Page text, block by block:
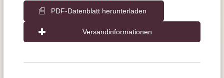
PDF-Datenblatt herunterladen
Versandinformationen